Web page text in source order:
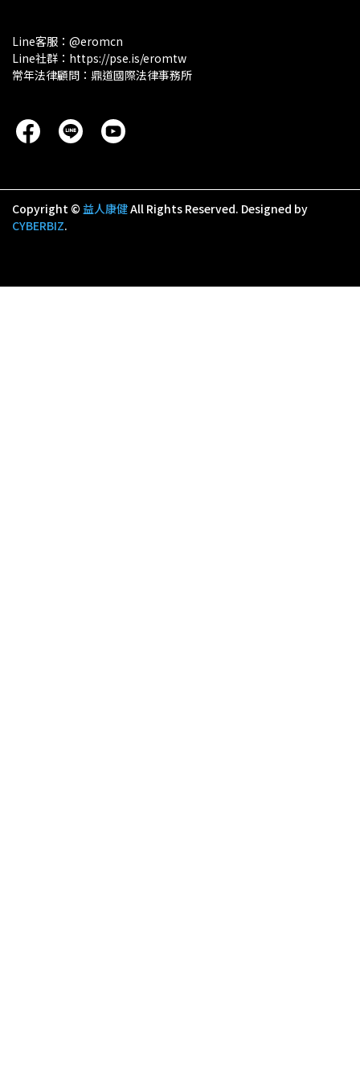
Line客服：@eromcn
Line社群：https://pse.is/eromtw
常年法律顧問：鼎道國際法律事務所
Copyright © 益人康健All Rights Reserved. Designed by
CYBERBIZ.